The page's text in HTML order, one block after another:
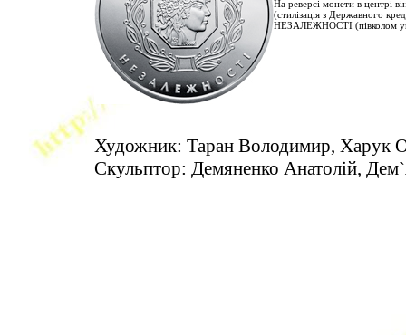
На реверсі монети в центрі
(стилізація з Державного
НЕЗАЛЕЖНОСТІ (півколом
Художник: Таран Володимир, Харук
Скульптор: Демяненко Анатолій,